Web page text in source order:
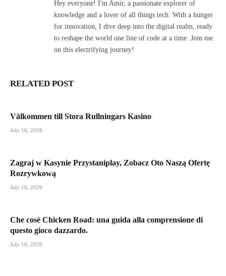
Hey everyone! I'm Amir, a passionate explorer of
knowledge and a lover of all things tech. With a hunger
for innovation, I dive deep into the digital realm, ready
to reshape the world one line of code at a time. Join me
on this electrifying journey!
RELATED POST
Välkommen till Stora Rullningars Kasino
July 16, 2026
Zagraj w Kasynie Przystaniplay, Zobacz Oto Naszą Ofertę
Rozrywkową
July 16, 2026
Che cosè Chicken Road: una guida alla comprensione di
questo gioco dazzardo.
July 16, 2026